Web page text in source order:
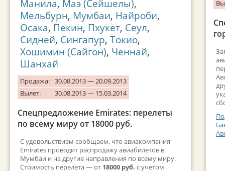
Манила, Маэ (Сейшелы),
Мельбурн, Мумбаи, Найроби,
Осака, Пекин, Пхукет, Сеул,
Сидней, Сингапур, Токио,
Хошимин (Сайгон), Ченнай,
Шанхай
Продажа: 30.08.2013 — 20.09.2013
Вылет:
30.08.2013 — 15.03.2014
Спецпредложение Emirates: перелеты
по всему миру от 18000 руб.
С удовольствием сообщаем, что авиакомпания
Emirates проводит распродажу авиабилетов в
Мумбаи и на другие направления по всему миру.
Стоимость перелета — от 18000 руб. с учетом